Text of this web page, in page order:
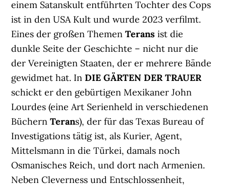
einem Satanskult entführten Tochter des Cops
ist in den USA Kult und wurde 2023 verfilmt.
Eines der großen ThemenTeransist die
dunkle Seite der Geschichte – nicht nur die
der Vereinigten Staaten, der er mehrere Bände
gewidmet hat. InDIE GÄRTEN DER TRAUER
schickt er den gebürtigen Mexikaner John
Lourdes (eine Art Serienheld in verschiedenen
BüchernTerans), der für das Texas Bureau of
Investigations tätig ist, als Kurier, Agent,
Mittelsmann in die Türkei, damals noch
Osmanisches Reich, und dort nach Armenien.
Neben Cleverness und Entschlossenheit,